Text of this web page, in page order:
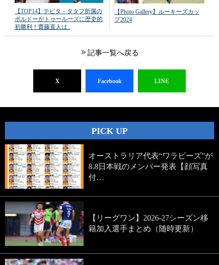
【TOP14】テビタ・タタフ所属の
ボルドーがトゥールーズに歴史的
初勝利！齋藤直人は..
【Photo Gallery】ルーキーズカッ
プ2024
記事一覧へ戻る
X Facebook LINE
PICK UP
オーストラリア代表“ワラビーズ”が
8.8日本戦のメンバー発表【顔写真
付…
【リーグワン】2026-27シーズン移
籍加入選手まとめ（随時更新）